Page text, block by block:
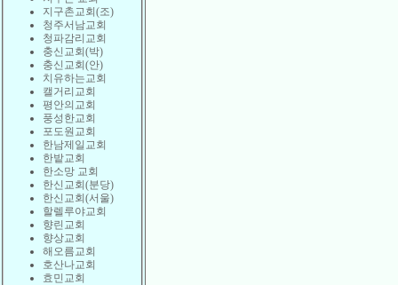
지구촌교회(조)
청주서남교회
청파감리교회
충신교회(박)
충신교회(안)
치유하는교회
캘거리교회
평안의교회
풍성한교회
포도원교회
한남제일교회
한밭교회
한소망 교회
한신교회(분당)
한신교회(서울)
할렐루야교회
향린교회
향상교회
해오름교회
호산나교회
효민교회